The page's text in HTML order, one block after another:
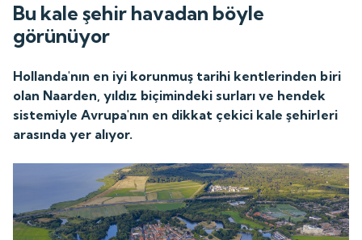
Bu kale şehir havadan böyle
görünüyor
Hollanda'nın en iyi korunmuş tarihi kentlerinden biri
olan Naarden, yıldız biçimindeki surları ve hendek
sistemiyle Avrupa'nın en dikkat çekici kale şehirleri
arasında yer alıyor.